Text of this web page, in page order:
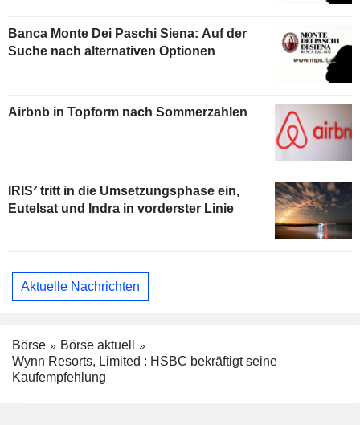
Banca Monte Dei Paschi Siena: Auf der
Suche nach alternativen Optionen
Airbnb in Topform nach Sommerzahlen
IRIS² tritt in die Umsetzungsphase ein,
Eutelsat und Indra in vorderster Linie
Aktuelle Nachrichten
Börse
Börse aktuell
Wynn Resorts, Limited : HSBC bekräftigt seine
Kaufempfehlung